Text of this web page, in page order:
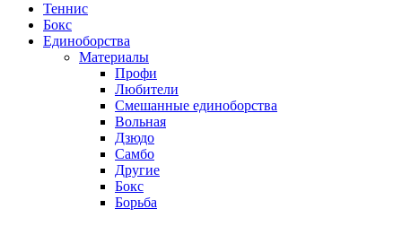
Теннис
Бокс
Единоборства
Материалы
Профи
Любители
Смешанные единоборства
Вольная
Дзюдо
Самбо
Другие
Бокс
Борьба